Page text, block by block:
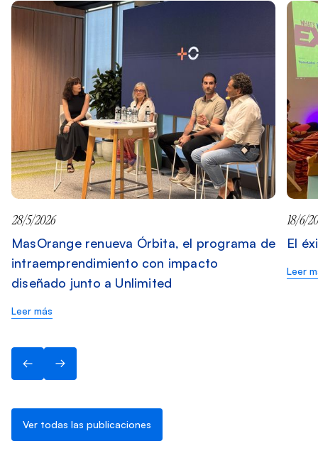
28/5/2026
MasOrange renueva Órbita, el programa de
intraemprendimiento con impacto
diseñado junto a Unlimited
Leer más
18/6/
El
Leer
Ver todas las publicaciones